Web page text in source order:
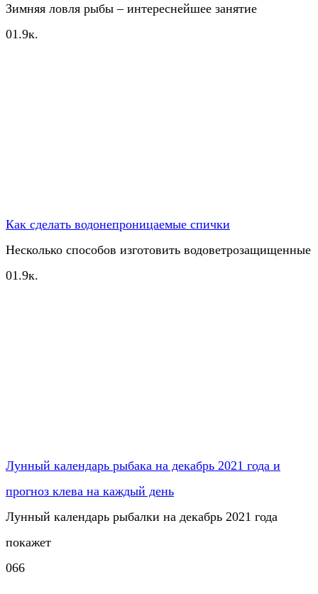
Зимняя ловля рыбы – интереснейшее занятие
01.9к.
Как сделать водонепроницаемые спички
Несколько способов изготовить водоветрозащищенные
01.9к.
Лунный календарь рыбака на декабрь 2021 года и
прогноз клева на каждый день
Лунный календарь рыбалки на декабрь 2021 года
покажет
066